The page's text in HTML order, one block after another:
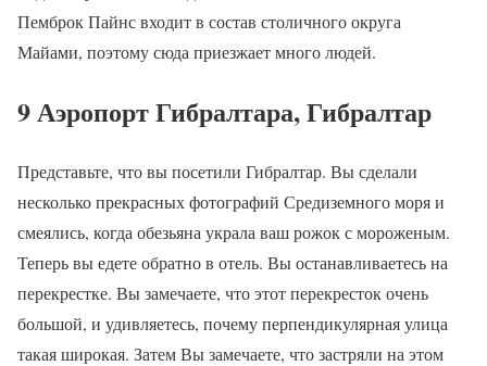
Пемброк Пайнс входит в состав столичного округа
Майами, поэтому сюда приезжает много людей.
9 Аэропорт Гибралтара, Гибралтар
Представьте, что вы посетили Гибралтар. Вы сделали
несколько прекрасных фотографий Средиземного моря и
смеялись, когда обезьяна украла ваш рожок с мороженым.
Теперь вы едете обратно в отель. Вы останавливаетесь на
перекрестке. Вы замечаете, что этот перекресток очень
большой, и удивляетесь, почему перпендикулярная улица
такая широкая. Затем Вы замечаете, что застряли на этом